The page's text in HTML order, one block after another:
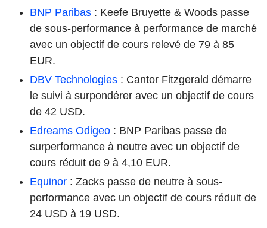
BNP Paribas : Keefe Bruyette & Woods passe
de sous-performance à performance de marché
avec un objectif de cours relevé de 79 à 85
EUR.
DBV Technologies : Cantor Fitzgerald démarre
le suivi à surpondérer avec un objectif de cours
de 42 USD.
Edreams Odigeo : BNP Paribas passe de
surperformance à neutre avec un objectif de
cours réduit de 9 à 4,10 EUR.
Equinor : Zacks passe de neutre à sous-
performance avec un objectif de cours réduit de
24 USD à 19 USD.